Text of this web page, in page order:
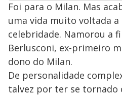
Foi para o Milan. Mas
uma vida muito voltada
celebridade. Namorou a
Berlusconi, ex-primeiro
dono do Milan.
De personalidade
talvez por ter se tornado